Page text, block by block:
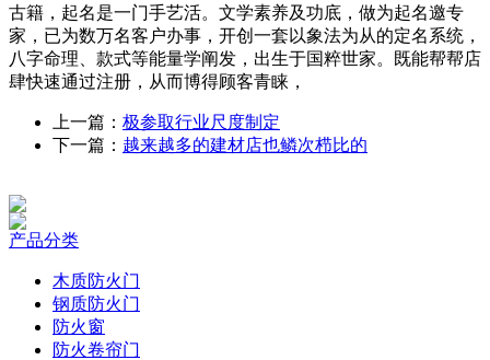
古籍，起名是一门手艺活。文学素养及功底，做为起名邀专
家，已为数万名客户办事，开创一套以象法为从的定名系统，
八字命理、款式等能量学阐发，出生于国粹世家。既能帮帮店
肆快速通过注册，从而博得顾客青睐，
上一篇： 极参取行业尺度制定
下一篇： 越来越多的建材店也鳞次栉比的
产品分类
木质防火门
钢质防火门
防火窗
防火卷帘门